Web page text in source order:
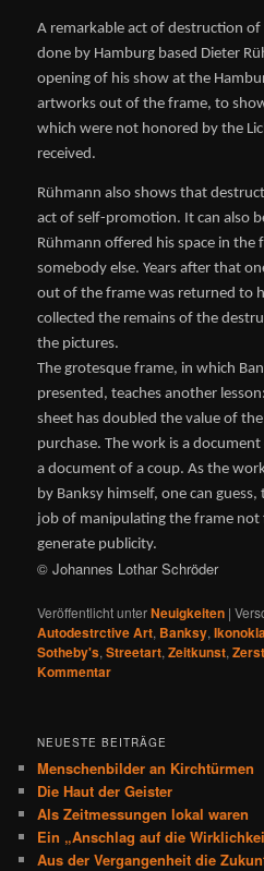
A remarkable act of destruction
done by Hamburg based Dieter
opening of his show at the
artworks out of the frame, to
which were not honored by the
received.
Rühmann also shows that
act of self-promotion. It can also
Rühmann offered his space in
somebody else. Years after that
out of the frame was returned to
collected the remains of the
the pictures.
The grotesque frame, in which
presented, teaches another
sheet has doubled the value of
purchase. The work is a
a document of a coup. As the
by Banksy himself, one can
job of manipulating the frame
generate publicity.
© Johannes Lothar Schröder
Veröffentlicht unterNeuigkeiten |
Autodestrctive Art, Banksy,
Sotheby's,Streetart,Zeitkunst,
Kommentar
NEUESTE BEITRÄGE
Menschenbilder an Kirchtürmen
Die Haut der Geister
Als Zeitmessungen lokal waren
Ein „Anschlag auf die
Aus der Vergangenheit die